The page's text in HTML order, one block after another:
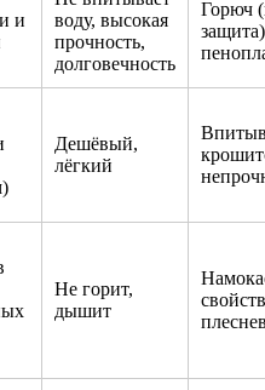
и
воду, высокая
прочность,
долговечность
Горюч
Дешёвый,
лёгкий
Не горит,
дышит